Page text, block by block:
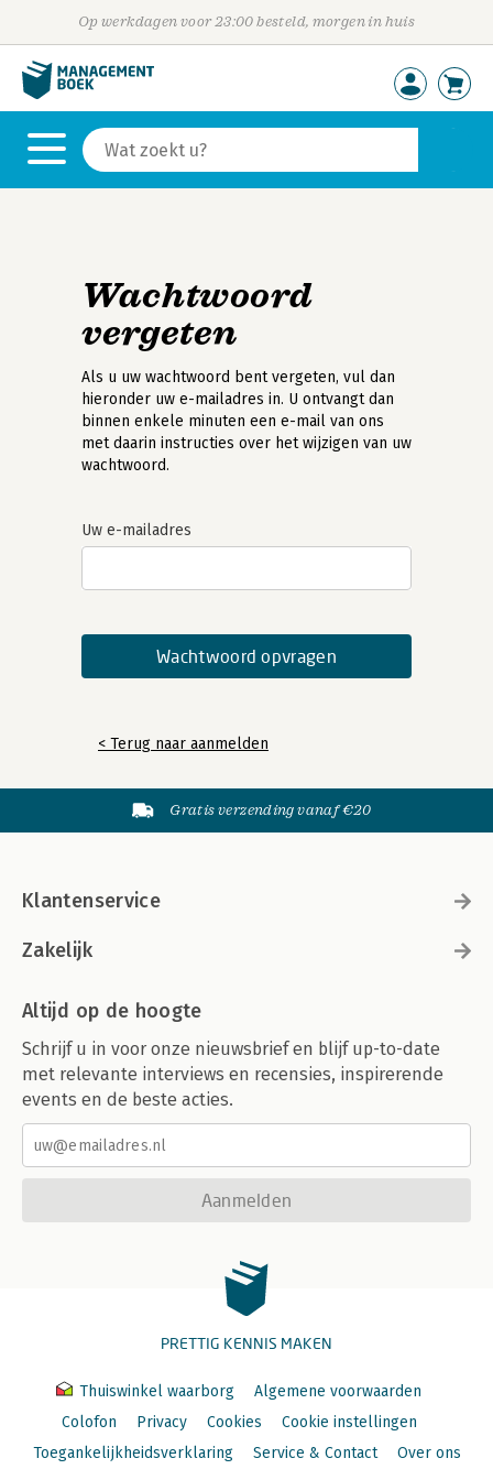
Op werkdagen voor 23:00 besteld, morgen in huis
Wachtwoord
vergeten
Als u uw wachtwoord bent vergeten, vul dan
hieronder uw e-mailadres in. U ontvangt dan
binnen enkele minuten een e-mail van ons
met daarin instructies over het wijzigen van uw
wachtwoord.
Uw e-mailadres
< Terug naar aanmelden
Gratis verzending vanaf €20
Klantenservice
Zakelijk
Altijd op de hoogte
Schrijf u in voor onze nieuwsbrief en blijf up-to-date
met relevante interviews en recensies, inspirerende
events en de beste acties.
Aanmelden
PRETTIG KENNIS MAKEN
Thuiswinkel waarborg
Algemene voorwaarden
Colofon
Privacy Cookies
Cookie instellingen
Toegankelijkheidsverklaring
Service & Contact Over ons